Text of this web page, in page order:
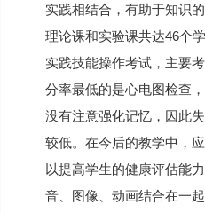
实践相结合，有助于知识
理论课和实验课共达46个
实践技能操作考试，主要
分率最低的是心电图检查
没有注意强化记忆，因此
较低。在今后的教学中，
以提高学生的健康评估能
音、图像、动画结合在一